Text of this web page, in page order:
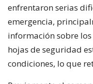
enfrentaron serias
emergencia,
información sobre
hojas de seguridad
condiciones, lo que